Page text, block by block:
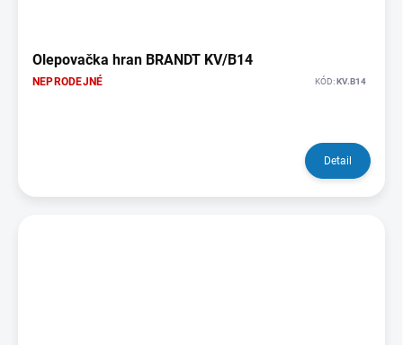
Olepovačka hran BRANDT KV/B14
NEPRODEJNÉ KÓD:KV.B14
Detail